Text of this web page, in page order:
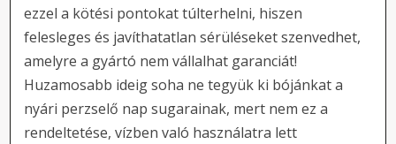
ezzel a kötési pontokat túlterhelni, hiszen
felesleges és javíthatatlan sérüléseket szenvedhet,
amelyre a gyártó nem vállalhat garanciát!
Huzamosabb ideig soha ne tegyük ki bójánkat a
nyári perzselő nap sugarainak, mert nem ez a
rendeltetése, vízben való használatra lett